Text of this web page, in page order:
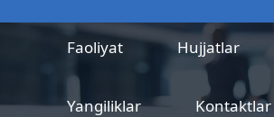
Faoliyat Hujjatlar
Yangiliklar Kontaktlar